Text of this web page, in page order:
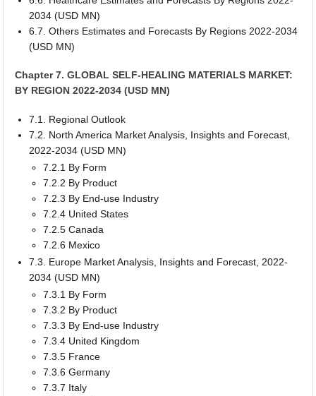
2034 (USD MN)
6.7. Others Estimates and Forecasts By Regions 2022-2034
(USD MN)
Chapter 7. GLOBAL SELF-HEALING MATERIALS MARKET:
BY REGION 2022-2034 (USD MN)
7.1. Regional Outlook
7.2. North America Market Analysis, Insights and Forecast,
2022-2034 (USD MN)
7.2.1 By Form
7.2.2 By Product
7.2.3 By End-use Industry
7.2.4 United States
7.2.5 Canada
7.2.6 Mexico
7.3. Europe Market Analysis, Insights and Forecast, 2022-
2034 (USD MN)
7.3.1 By Form
7.3.2 By Product
7.3.3 By End-use Industry
7.3.4 United Kingdom
7.3.5 France
7.3.6 Germany
7.3.7 Italy